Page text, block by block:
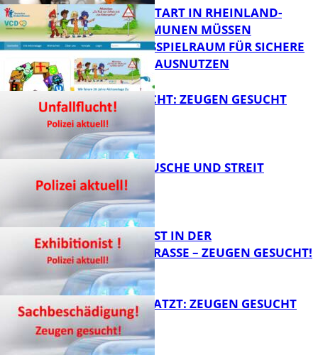
FB Kultur
ZUM SCHULSTART IN RHEINLAND-
PFALZ: KOMMUNEN MÜSSEN
HANDLUNGSSPIELRAUM FÜR SICHERE
SCHULWEGE AUSNUTZEN
UNFALLFLUCHT: ZEUGEN GESUCHT
KNALLGERÄUSCHE UND STREIT
EXHIBITIONIST IN DER
VELMANNSTRASSE – ZEUGEN GESUCHT!
AUTO ZERKRATZT: ZEUGEN GESUCHT